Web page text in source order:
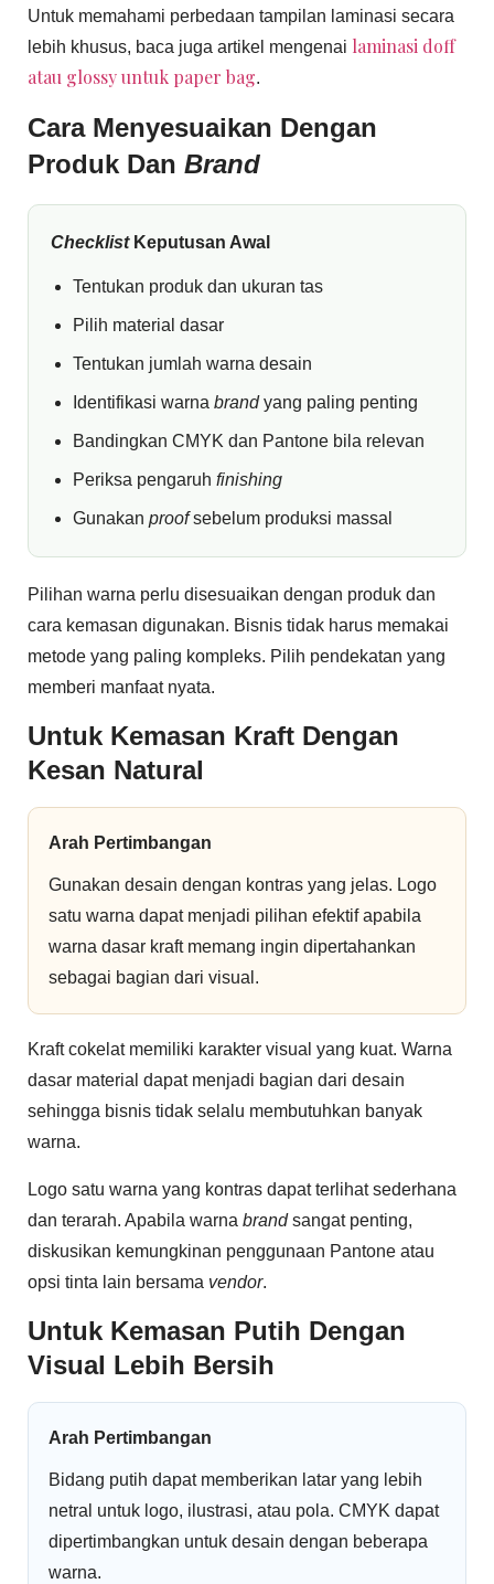
Untuk memahami perbedaan tampilan laminasi secara
lebih khusus, baca juga artikel mengenai laminasi doff
atau glossy untuk paper bag.
Cara Menyesuaikan Dengan
Produk Dan Brand
ChecklistKeputusan Awal
Tentukan produk dan ukuran tas
Pilih material dasar
Tentukan jumlah warna desain
Identifikasi warna brandyang paling penting
Bandingkan CMYK dan Pantone bila relevan
Periksa pengaruh finishing
Gunakan proofsebelum produksi massal
Pilihan warna perlu disesuaikan dengan produk dan
cara kemasan digunakan. Bisnis tidak harus memakai
metode yang paling kompleks. Pilih pendekatan yang
memberi manfaat nyata.
Untuk Kemasan Kraft Dengan
Kesan Natural
Arah Pertimbangan
Gunakan desain dengan kontras yang jelas. Logo
satu warna dapat menjadi pilihan efektif apabila
warna dasar kraft memang ingin dipertahankan
sebagai bagian dari visual.
Kraft cokelat memiliki karakter visual yang kuat. Warna
dasar material dapat menjadi bagian dari desain
sehingga bisnis tidak selalu membutuhkan banyak
warna.
Logo satu warna yang kontras dapat terlihat sederhana
dan terarah. Apabila warna brandsangat penting,
diskusikan kemungkinan penggunaan Pantone atau
opsi tinta lain bersama vendor.
Untuk Kemasan Putih Dengan
Visual Lebih Bersih
Arah Pertimbangan
Bidang putih dapat memberikan latar yang lebih
netral untuk logo, ilustrasi, atau pola. CMYK dapat
dipertimbangkan untuk desain dengan beberapa
warna.